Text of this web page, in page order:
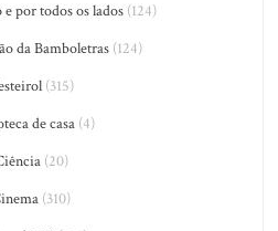
por todos os lados(124)
da Bamboletras(124)
(315)
de casa(4)
(20)
(310)